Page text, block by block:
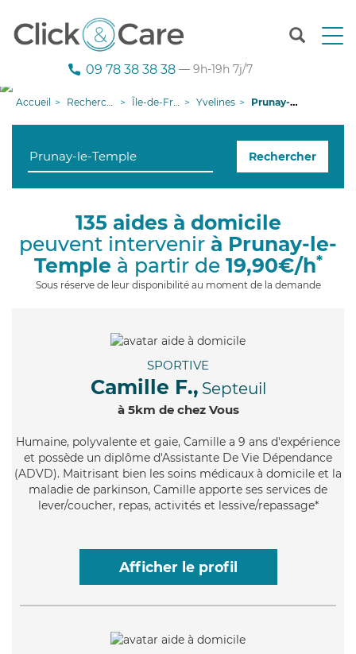
T
n
g
i
09 78 38 38 38 — 9h-19h 7j/7
Accueil Recherche aide à domicile Île-de-France Yvelines Prunay-le-Temple
Rechercher
135 aides à domicile
peuvent intervenir à Prunay-le-
Temple à partir de 19,90€/h*
Sous réserve de leur disponibilité au moment de la demande
SPORTIVE
Camille F., Septeuil
à 5km de chez Vous
Humaine, polyvalente et gaie, Camille a 9 ans d'expérience
et possède un diplôme d'Assistante De Vie Dépendance
(ADVD). Maitrisant bien les soins médicaux à domicile et la
maladie de parkinson, Camille apporte ses services de
lever/coucher, repas, activités et lessive/repassage*
Afficher le profil